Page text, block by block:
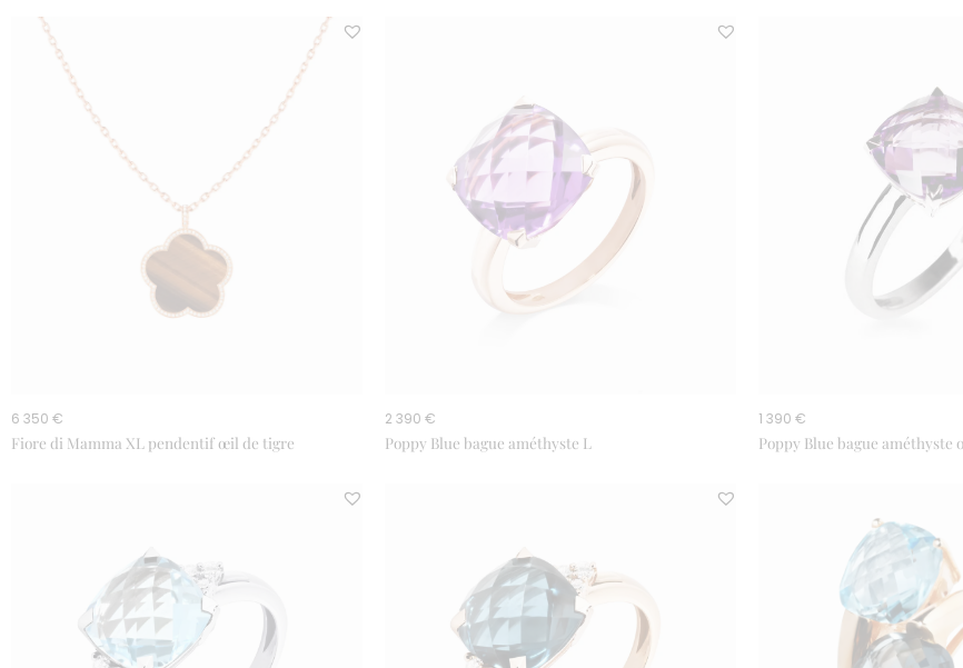
Fiore di Mamma XL pendentif œil de tigre
6 350 €
Poppy Blue bague améthyste L
2 390 €
Poppy Blue bague améthyste
1 390 €